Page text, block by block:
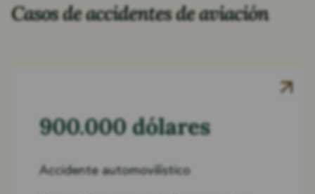
Casos de accidentes de aviación
900.000 dólares
Accidente automovilístico